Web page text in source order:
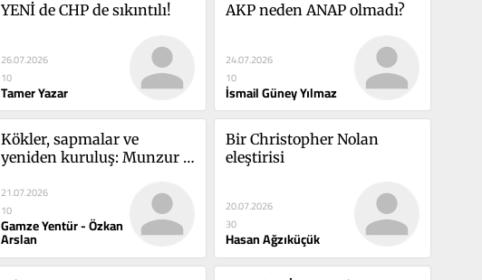
YENİ de CHP de sıkıntılı!
26.07.2026
10
Tamer Yazar
AKP neden ANAP olmadı?
24.07.2026
10
İsmail Güney Yılmaz
Kökler, sapmalar ve
yeniden kuruluş: Munzur
21.07.2026
10
Gamze Yentür - Özkan
Arslan
Bir Christopher Nolan
eleştirisi
20.07.2026
30
Hasan Ağzıküçük